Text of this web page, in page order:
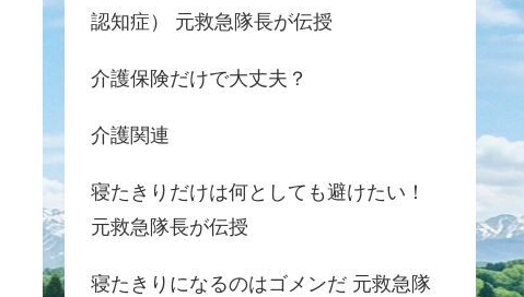
認知症） 元救急隊長が伝授
介護保険だけで大丈夫？
介護関連
寝たきりだけは何としても避けたい！
元救急隊長が伝授
寝たきりになるのはゴメンだ 元救急隊